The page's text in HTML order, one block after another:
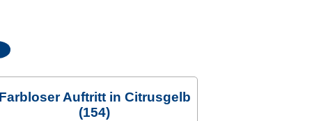
Farbloser Auftritt in Citrusgelb
(154)